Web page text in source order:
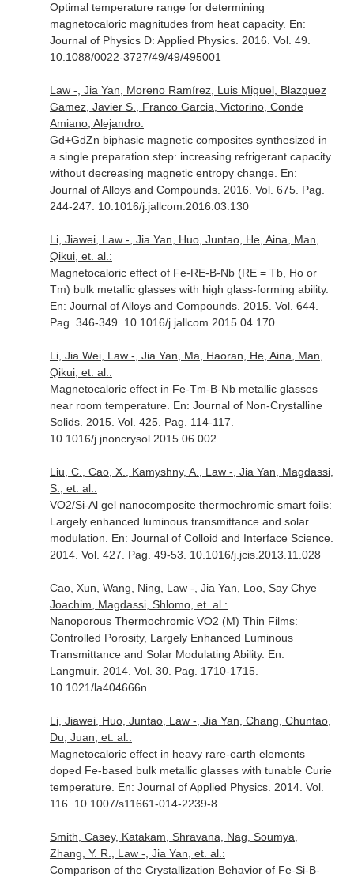
Optimal temperature range for determining
magnetocaloric magnitudes from heat capacity. En:
Journal of Physics D: Applied Physics. 2016. Vol. 49.
10.1088/0022-3727/49/49/495001
Law -, Jia Yan, Moreno Ramírez, Luis Miguel, Blazquez
Gamez, Javier S., Franco Garcia, Victorino, Conde
Amiano, Alejandro:
Gd+GdZn biphasic magnetic composites synthesized in
a single preparation step: increasing refrigerant capacity
without decreasing magnetic entropy change. En:
Journal of Alloys and Compounds. 2016. Vol. 675. Pag.
244-247. 10.1016/j.jallcom.2016.03.130
Li, Jiawei, Law -, Jia Yan, Huo, Juntao, He, Aina, Man,
Qikui, et. al.:
Magnetocaloric effect of Fe-RE-B-Nb (RE = Tb, Ho or
Tm) bulk metallic glasses with high glass-forming ability.
En: Journal of Alloys and Compounds. 2015. Vol. 644.
Pag. 346-349. 10.1016/j.jallcom.2015.04.170
Li, Jia Wei, Law -, Jia Yan, Ma, Haoran, He, Aina, Man,
Qikui, et. al.:
Magnetocaloric effect in Fe-Tm-B-Nb metallic glasses
near room temperature. En: Journal of Non-Crystalline
Solids. 2015. Vol. 425. Pag. 114-117.
10.1016/j.jnoncrysol.2015.06.002
Liu, C., Cao, X., Kamyshny, A., Law -, Jia Yan, Magdassi,
S., et. al.:
VO2/Si-Al gel nanocomposite thermochromic smart foils:
Largely enhanced luminous transmittance and solar
modulation. En: Journal of Colloid and Interface Science.
2014. Vol. 427. Pag. 49-53. 10.1016/j.jcis.2013.11.028
Cao, Xun, Wang, Ning, Law -, Jia Yan, Loo, Say Chye
Joachim, Magdassi, Shlomo, et. al.:
Nanoporous Thermochromic VO2 (M) Thin Films:
Controlled Porosity, Largely Enhanced Luminous
Transmittance and Solar Modulating Ability. En:
Langmuir. 2014. Vol. 30. Pag. 1710-1715.
10.1021/la404666n
Li, Jiawei, Huo, Juntao, Law -, Jia Yan, Chang, Chuntao,
Du, Juan, et. al.:
Magnetocaloric effect in heavy rare-earth elements
doped Fe-based bulk metallic glasses with tunable Curie
temperature. En: Journal of Applied Physics. 2014. Vol.
116. 10.1007/s11661-014-2239-8
Smith, Casey, Katakam, Shravana, Nag, Soumya,
Zhang, Y. R., Law -, Jia Yan, et. al.:
Comparison of the Crystallization Behavior of Fe-Si-B-